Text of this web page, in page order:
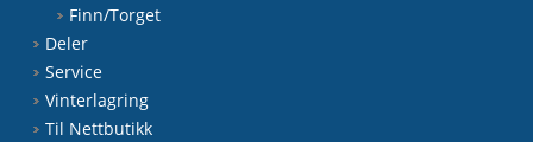
Finn/Torget
Deler
Service
Vinterlagring
Til Nettbutikk